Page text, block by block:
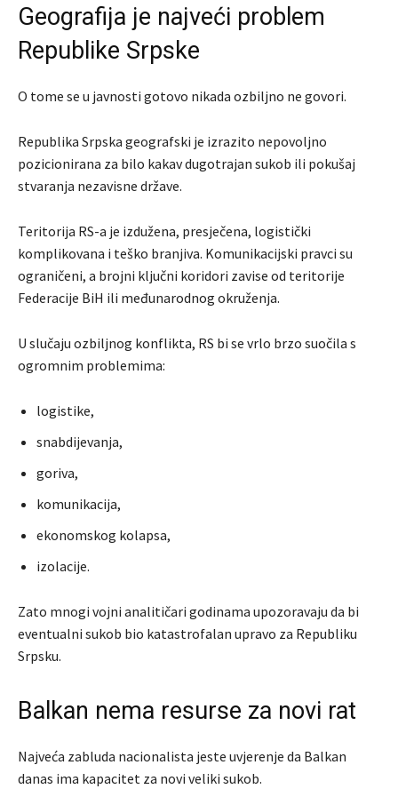
Geografija je najveći problem
Republike Srpske
O tome se u javnosti gotovo nikada ozbiljno ne govori.
Republika Srpska geografski je izrazito nepovoljno
pozicionirana za bilo kakav dugotrajan sukob ili pokušaj
stvaranja nezavisne države.
Teritorija RS-a je izdužena, presječena, logistički
komplikovana i teško branjiva. Komunikacijski pravci su
ograničeni, a brojni ključni koridori zavise od teritorije
Federacije BiH ili međunarodnog okruženja.
U slučaju ozbiljnog konflikta, RS bi se vrlo brzo suočila s
ogromnim problemima:
logistike,
snabdijevanja,
goriva,
komunikacija,
ekonomskog kolapsa,
izolacije.
Zato mnogi vojni analitičari godinama upozoravaju da bi
eventualni sukob bio katastrofalan upravo za Republiku
Srpsku.
Balkan nema resurse za novi rat
Najveća zabluda nacionalista jeste uvjerenje da Balkan
danas ima kapacitet za novi veliki sukob.